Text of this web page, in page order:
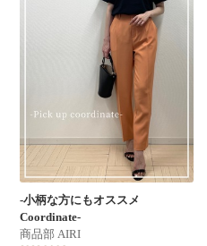
-小柄な方にもオススメ
Coordinate-
商品部 AIRI